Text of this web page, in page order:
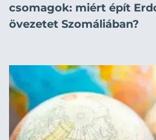
csomagok: miért épít
övezetet Szomáliában?